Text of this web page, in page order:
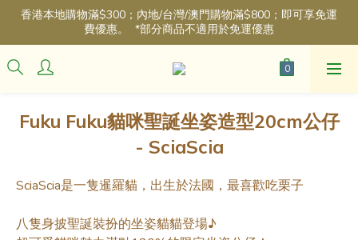
香港本地購物滿$300；內地/台灣/澳門購物滿$800；即可享免運
費優惠。  *部分商品不適用於免運優惠
Fuku Fuku貓咪聖誕坐姿造型20cm公仔
- SciaScia
SciaScia是一隻暹羅貓，出生於法國，最喜歡吃栗子
八隻身披聖誕裝扮的坐姿貓貓登場♪